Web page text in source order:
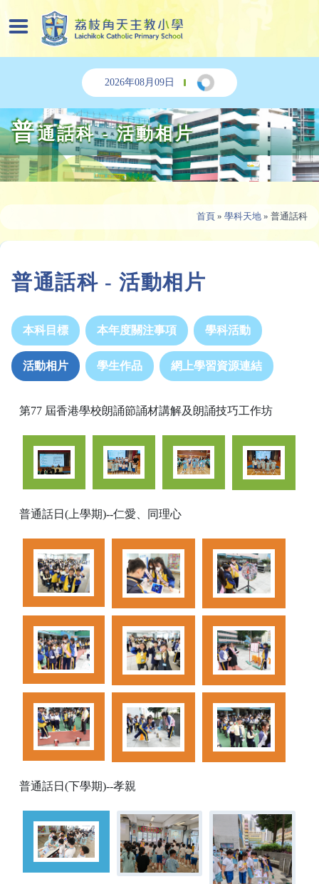
2026年08月09日
普通話科 - 活動相片
首頁 » 學科天地 » 普通話科
普通話科 - 活動相片
本科目標 本年度關注事項 學科活動
活動相片 學生作品 網上學習資源連結
第77 屆香港學校朗誦節誦材講解及朗誦技巧工作坊
普通話日(上學期)--仁愛、同理心
普通話日(下學期)--孝親